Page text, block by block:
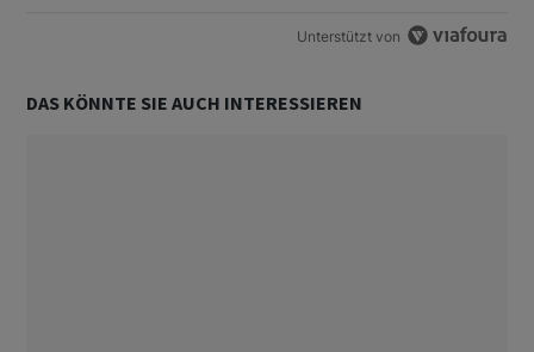
Unterstützt von
DAS KÖNNTE SIE AUCH INTERESSIEREN